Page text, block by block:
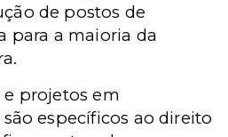
de postos de
para a maioria da
projetos em
específicos ao direito